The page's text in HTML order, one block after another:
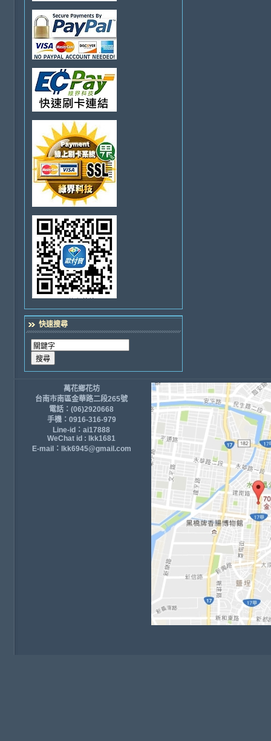
快速搜尋
萬花鄉花坊
台南市南區金華路二段265號
電話：(06)2920668
手機：0916-316-979
Line-id：ai17888
WeChat id : lkk1681
E-mail：lkk6945@gmail.com